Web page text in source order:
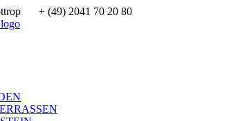
+ (49) 2041 70 20 80